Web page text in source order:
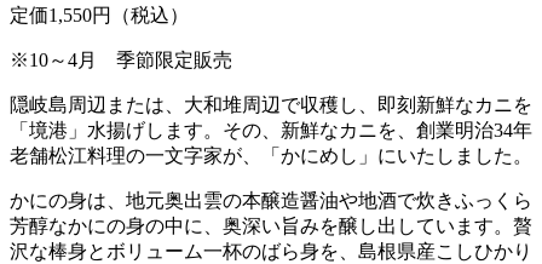
定価1,550円（税込）
※10～4月 季節限定販売
隠岐島周辺または、大和堆周辺で収穫し、即刻新鮮なカニを
「境港」水揚げします。その、新鮮なカニを、創業明治34年
老舗松江料理の一文字家が、「かにめし」にいたしました。
かにの身は、地元奥出雲の本醸造醤油や地酒で炊きふっくら
芳醇なかにの身の中に、奥深い旨みを醸し出しています。贅
沢な棒身とボリューム一杯のばら身を、島根県産こしひかり